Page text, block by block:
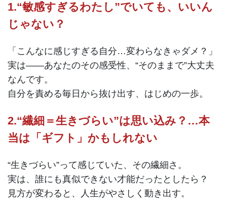
1.“敏感すぎるわたし”でいても、いいん
じゃない？
「こんなに感じすぎる自分…変わらなきゃダメ？」
実は――あなたのその感受性、“そのままで”大丈夫
なんです。
自分を責める毎日から抜け出す、はじめの一歩。
2.“繊細＝生きづらい”は思い込み？…本
当は「ギフト」かもしれない
“生きづらい”って感じていた、その繊細さ。
実は、誰にも真似できない才能だったとしたら？
見方が変わると、人生がやさしく動き出す。